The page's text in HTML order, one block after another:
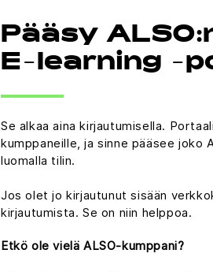
Pääsy
E-learning -
Se alkaa aina kirjautumisella.
kumppaneille, ja sinne pääsee joko
luomalla tilin.
Jos olet jo kirjautunut sisään
kirjautumista. Se on niin helppoa.
Etkö ole vielä ALSO-kumppani?